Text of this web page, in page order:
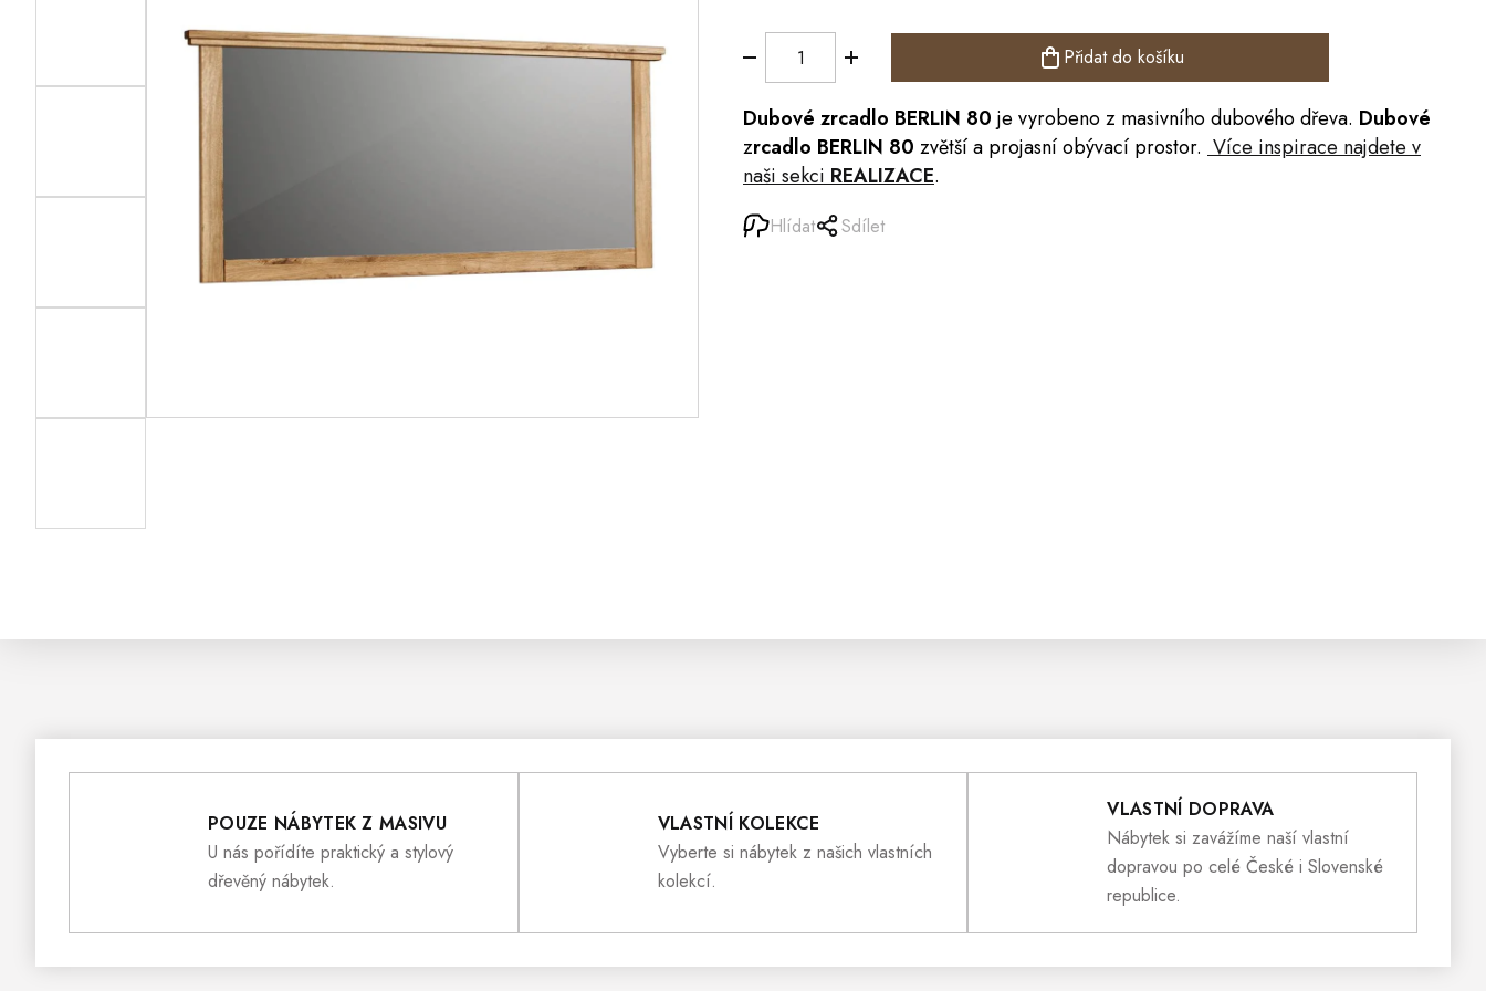
Přidat do košíku
Dubové zrcadlo BERLIN 80 je vyrobeno z masivního dubového dřeva. Dubové
zrcadlo BERLIN 80 zvětší a projasní obývací prostor. Více inspirace najdete v
naši sekci REALIZACE.
Hlídat Sdílet
POUZE NÁBYTEK Z MASIVU
U nás pořídíte praktický a stylový
dřevěný nábytek.
VLASTNÍ KOLEKCE
Vyberte si nábytek z našich vlastních
kolekcí.
VLASTNÍ DOPRAVA
Nábytek si zavážíme naší vlastní
dopravou po celé České i Slovenské
republice.